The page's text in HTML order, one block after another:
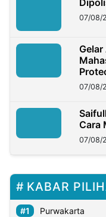
07/08/
Gelar
07/08/
Cara
07/08/
KABAR
Purwakarta